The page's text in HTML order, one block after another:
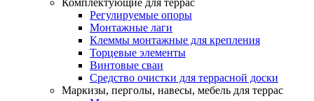
Комплектующие для террас
Регулируемые опоры
Монтажные лаги
Клеммы монтажные для крепления
Торцевые элементы
Винтовые сваи
Средство очистки для террасной доски
Маркизы, перголы, навесы, мебель для террас